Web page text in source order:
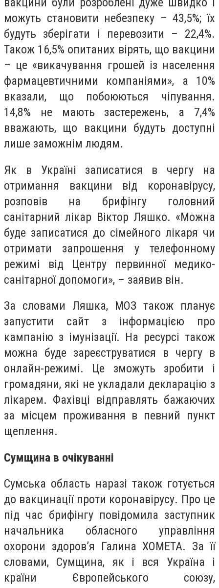
можуть становити небезпеку – 43,5%; їх
будуть зберігати і перевозити – 22,4%.
Також 16,5% опитаних вірять, що вакцини
– це «викачування грошей із населення
фармацевтичними компаніями», а 10%
вказали, що побоюються чіпування.
14,8% не мають застережень, а 7,4%
вважають, що вакцини будуть доступні
лише заможнім людям.
Як в Україні записатися в чергу на
отримання вакцини від коронавірусу,
розповів на брифінгу головний
санітарний лікар Віктор Ляшко. «Можна
буде записатися до сімейного лікаря чи
отримати запрошення у телефонному
режимі від Центру первинної медико-
санітарної допомоги», – заявив він.
За словами Ляшка, МОЗ також планує
запустити сайт з інформацією про
кампанію з імунізації. На ресурсі також
можна буде зареєструватися в чергу в
онлайн-режимі. Це зможуть зробити і
громадяни, які не укладали декларацію з
лікарем. Фахівці відправлять бажаючих
за місцем проживання в певний пункт
щеплення.
Сумщина в очікуванні
Сумська область наразі також готується
до вакцинації проти коронавірусу. Про це
під час брифінгу повідомила заступник
начальника обласного управління
охорони здоров’я Галина ХОМЕТА. За її
словами, Сумщина, як і вся Україна і
країни Європейського союзу,